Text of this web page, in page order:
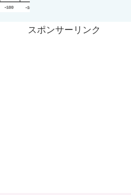
スポンサーリンク